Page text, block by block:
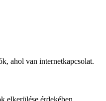
ahol van internetkapcsolat.